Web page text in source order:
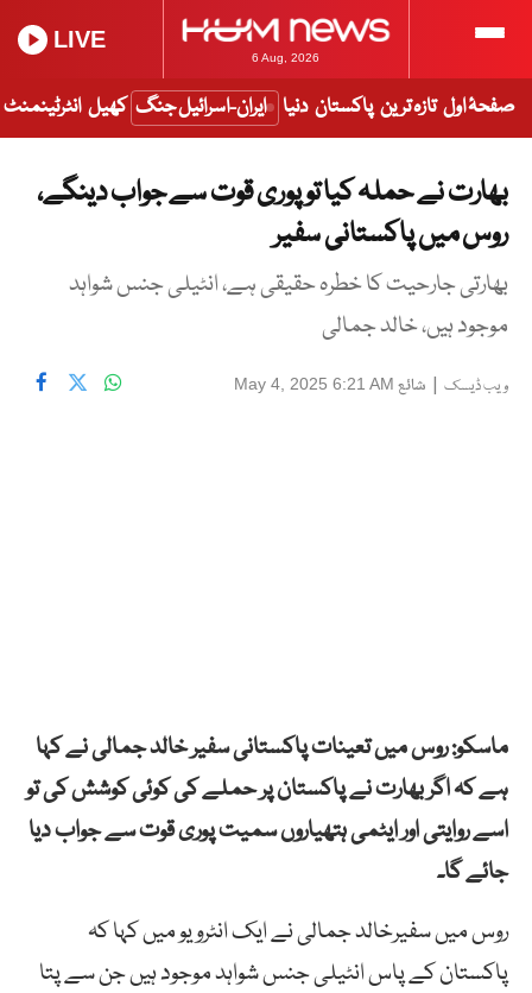
6 Aug, 2026
LIVE
صفحۂ اول تازہ ترین پاکستان دنیا ایران-اسرائیل جنگ کھیل انٹرٹینمنٹ
بھارت نے حملہ کیا تو پوری قوت سے جواب دینگے،
روس میں پاکستانی سفیر
بھارتی جارحیت کا خطرہ حقیقی ہے، انٹیلی جنس شواہد
موجود ہیں، خالد جمالی
ویب ڈیسک | شائع May 4, 2025 6:21 AM
ماسکو: روس میں تعینات پاکستانی سفیر خالد جمالی نے کہا
ہے کہ اگر بھارت نے پاکستان پر حملے کی کوئی کوشش کی تو
اسے روایتی اور ایٹمی ہتھیاروں سمیت پوری قوت سے جواب دیا
جائے گا۔
روس میں سفیرخالد جمالی نے ایک انٹرویو میں کہا کہ
پاکستان کے پاس انٹیلی جنس شواہد موجود ہیں جن سے پتا